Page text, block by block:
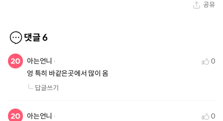
공유
댓글6
아는언니
0
엉 특히 바같은곳에서 많이 옴
답글쓰기
아는언니
0